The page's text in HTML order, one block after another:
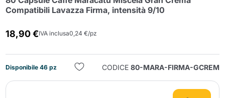
Compatibili Lavazza Firma, intensità 9/10
18,90 €IVA inclusa0,24 €/pz
Disponibile 46 pz CODICE 80-MARA-FIRMA-GCREM